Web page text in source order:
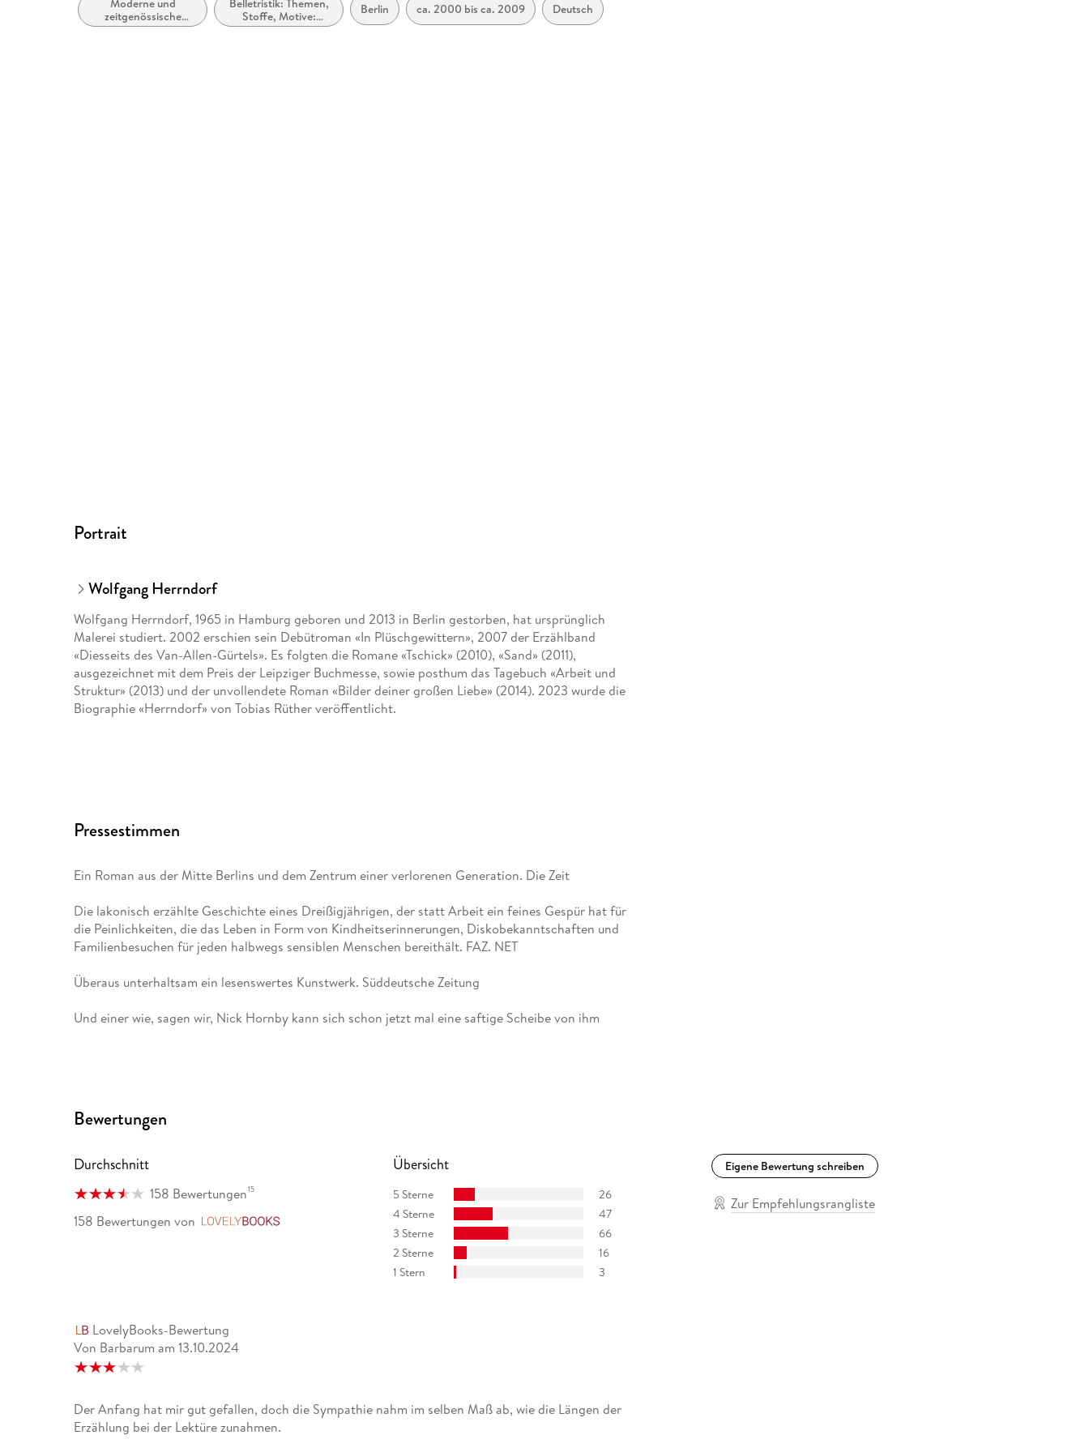
Moderne und
zeitgenössische
Belletristik: allgemein
Belletristik: Themen,
Stoffe, Motive:
Regionalroman
Berlin ca. 2000 bis ca. 2009 Deutsch
Portrait
Wolfgang Herrndorf
Wolfgang Herrndorf, 1965 in Hamburg geboren und 2013 in Berlin gestorben, hat ursprünglich
Malerei studiert. 2002 erschien sein Debütroman «In Plüschgewittern», 2007 der Erzählband
«Diesseits des Van-Allen-Gürtels». Es folgten die Romane «Tschick» (2010), «Sand» (2011),
ausgezeichnet mit dem Preis der Leipziger Buchmesse, sowie posthum das Tagebuch «Arbeit und
Struktur» (2013) und der unvollendete Roman «Bilder deiner großen Liebe» (2014). 2023 wurde die
Biographie «Herrndorf» von Tobias Rüther veröffentlicht.
Pressestimmen
Ein Roman aus der Mitte Berlins und dem Zentrum einer verlorenen Generation. Die Zeit
Die lakonisch erzählte Geschichte eines Dreißigjährigen, der statt Arbeit ein feines Gespür hat für
die Peinlichkeiten, die das Leben in Form von Kindheitserinnerungen, Diskobekanntschaften und
Familienbesuchen für jeden halbwegs sensiblen Menschen bereithält. FAZ. NET
Überaus unterhaltsam ein lesenswertes Kunstwerk. Süddeutsche Zeitung
Und einer wie, sagen wir, Nick Hornby kann sich schon jetzt mal eine saftige Scheibe von ihm
Bewertungen
Durchschnitt
158 Bewertungen15
158 Bewertungen von
Übersicht
5 Sterne
26
4 Sterne
47
3 Sterne
66
2 Sterne
16
1 Stern
3
Eigene Bewertung schreiben
Zur Empfehlungsrangliste
LovelyBooks-Bewertung
Von Barbarum am 13.10.2024
Der Anfang hat mir gut gefallen, doch die Sympathie nahm im selben Maß ab, wie die Längen der
Erzählung bei der Lektüre zunahmen.